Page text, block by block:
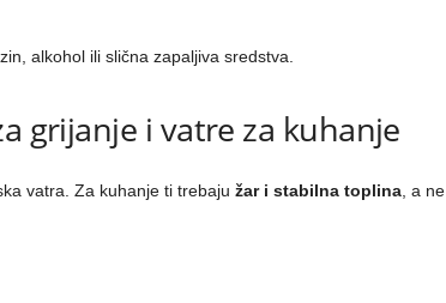
alkohol ili slična zapaljiva sredstva.
grijanje i vatre za kuhanje
vatra. Za kuhanje ti trebaju žar i stabilna toplina, a ne